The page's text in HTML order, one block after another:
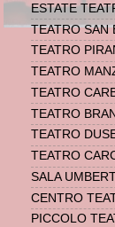
ESTATE
TEATRO SAN
TEATRO
TEATRO
TEATRO
TEATRO
TEATRO
TEATRO
SALA
CENTRO
PICCOLO